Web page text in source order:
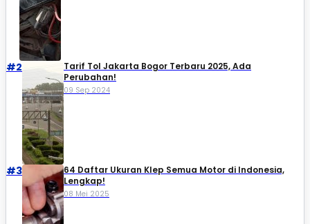
#2
Tarif Tol Jakarta Bogor Terbaru 2025, Ada
Perubahan!
09 Sep 2024
#3
64 Daftar Ukuran Klep Semua Motor di Indonesia,
Lengkap!
08 Mei 2025